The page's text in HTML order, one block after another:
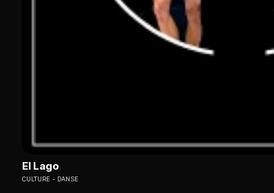
El Lago
CULTURE DANSE